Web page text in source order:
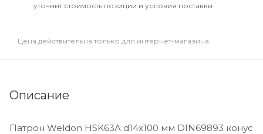
уточнит стоимость позиции и условия поставки.
Цена действительна только для интернет-магазина
Описание
Патрон Weldon HSK63A d14x100 мм DIN69893 конус